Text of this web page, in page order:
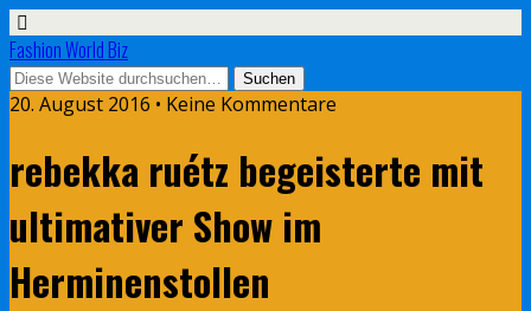
Fashion World Biz
20. August 2016 • Keine Kommentare
rebekka ruétz begeisterte mit
ultimativer Show im
Herminenstollen